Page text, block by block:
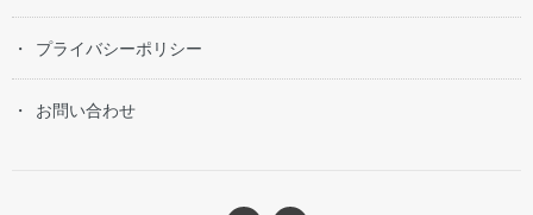
プライバシーポリシー
お問い合わせ